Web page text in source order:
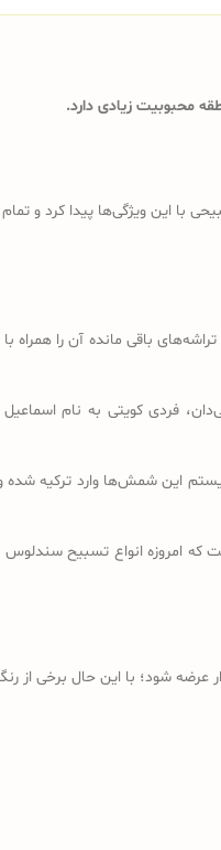
محبوبیت زیادی دارد.
این ویژگی‌ها پیدا کرد و تمام
جنس کهربا، تراشه‌های باقی مانده
فردی کویتی به نام
این شمش‌ها وارد ترکیه شده
که امروزه انواع تسبیح‌
شود؛ با این حال برخی از